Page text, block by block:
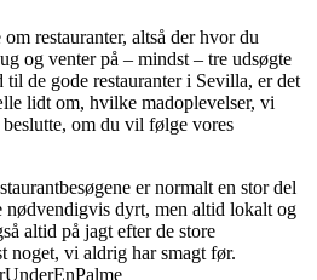
restauranter, altså der hvor du
og venter på – mindst – tre udsøgte
de gode restauranter i Sevilla, er det
lidt om, hvilke madoplevelser, vi
om du vil følge vores
er normalt en stor del
nødvendigvis dyrt, men altid lokalt og
altid på jagt efter de store
noget, vi aldrig har smagt før.